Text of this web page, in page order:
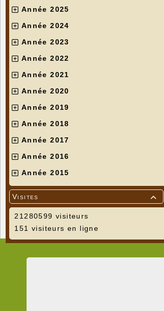
Année 2025
Année 2024
Année 2023
Année 2022
Année 2021
Année 2020
Année 2019
Année 2018
Année 2017
Année 2016
Année 2015

Visites
21280599 visiteurs
151 visiteurs en ligne